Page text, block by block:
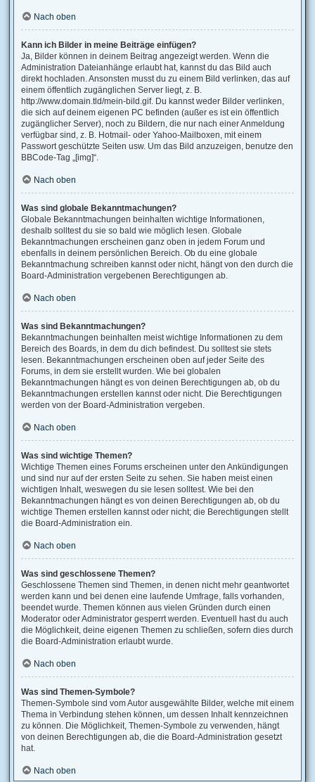
Nach oben
Kann ich Bilder in meine Beiträge einfügen?
Ja, Bilder können in deinem Beitrag angezeigt werden. Wenn die
Administration Dateianhänge erlaubt hat, kannst du das Bild auch
direkt hochladen. Ansonsten musst du zu einem Bild verlinken, das auf
einem öffentlich zugänglichen Server liegt, z. B.
http://www.domain.tld/mein-bild.gif. Du kannst weder Bilder verlinken,
die sich auf deinem eigenen PC befinden (außer es ist ein öffentlich
zugänglicher Server), noch zu Bildern, die nur nach einer Anmeldung
verfügbar sind, z. B. Hotmail- oder Yahoo-Mailboxen, mit einem
Passwort geschützte Seiten usw. Um das Bild anzuzeigen, benutze den
BBCode-Tag „[img]“.
Nach oben
Was sind globale Bekanntmachungen?
Globale Bekanntmachungen beinhalten wichtige Informationen,
deshalb solltest du sie so bald wie möglich lesen. Globale
Bekanntmachungen erscheinen ganz oben in jedem Forum und
ebenfalls in deinem persönlichen Bereich. Ob du eine globale
Bekanntmachung schreiben kannst oder nicht, hängt von den durch die
Board-Administration vergebenen Berechtigungen ab.
Nach oben
Was sind Bekanntmachungen?
Bekanntmachungen beinhalten meist wichtige Informationen zu dem
Bereich des Boards, in dem du dich befindest. Du solltest sie stets
lesen. Bekanntmachungen erscheinen oben auf jeder Seite des
Forums, in dem sie erstellt wurden. Wie bei globalen
Bekanntmachungen hängt es von deinen Berechtigungen ab, ob du
Bekanntmachungen erstellen kannst oder nicht. Die Berechtigungen
werden von der Board-Administration vergeben.
Nach oben
Was sind wichtige Themen?
Wichtige Themen eines Forums erscheinen unter den Ankündigungen
und sind nur auf der ersten Seite zu sehen. Sie haben meist einen
wichtigen Inhalt, weswegen du sie lesen solltest. Wie bei den
Bekanntmachungen hängt es von deinen Berechtigungen ab, ob du
wichtige Themen erstellen kannst oder nicht; die Berechtigungen stellt
die Board-Administration ein.
Nach oben
Was sind geschlossene Themen?
Geschlossene Themen sind Themen, in denen nicht mehr geantwortet
werden kann und bei denen eine laufende Umfrage, falls vorhanden,
beendet wurde. Themen können aus vielen Gründen durch einen
Moderator oder Administrator gesperrt werden. Eventuell hast du auch
die Möglichkeit, deine eigenen Themen zu schließen, sofern dies durch
die Board-Administration erlaubt wurde.
Nach oben
Was sind Themen-Symbole?
Themen-Symbole sind vom Autor ausgewählte Bilder, welche mit einem
Thema in Verbindung stehen können, um dessen Inhalt kennzeichnen
zu können. Die Möglichkeit, Themen-Symbole zu verwenden, hängt
von deinen Berechtigungen ab, die die Board-Administration gesetzt
hat.
Nach oben